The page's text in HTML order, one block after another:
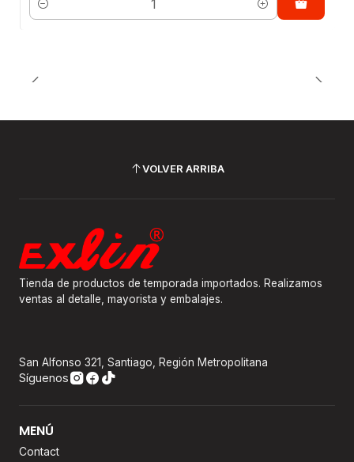
Cantidad
VOLVER ARRIBA
Tienda de productos de temporada importados. Realizamos
ventas al detalle, mayorista y embalajes.
San Alfonso 321, Santiago, Región Metropolitana
Síguenos
MENÚ
Contact